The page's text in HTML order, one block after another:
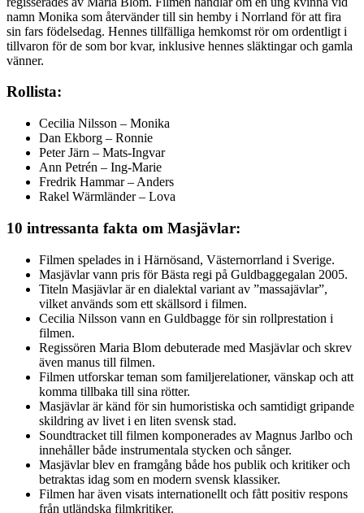
namn Monika som återvänder till sin hemby i Norrland för att fira
sin fars födelsedag. Hennes tillfälliga hemkomst rör om ordentligt i
tillvaron för de som bor kvar, inklusive hennes släktingar och gamla
vänner.
Rollista:
Cecilia Nilsson – Monika
Dan Ekborg – Ronnie
Peter Järn – Mats-Ingvar
Ann Petrén – Ing-Marie
Fredrik Hammar – Anders
Rakel Wärmländer – Lova
10 intressanta fakta om Masjävlar:
Filmen spelades in i Härnösand, Västernorrland i Sverige.
Masjävlar vann pris för Bästa regi på Guldbaggegalan 2005.
Titeln Masjävlar är en dialektal variant av ”massajävlar”,
vilket används som ett skällsord i filmen.
Cecilia Nilsson vann en Guldbagge för sin rollprestation i
filmen.
Regissören Maria Blom debuterade med Masjävlar och skrev
även manus till filmen.
Filmen utforskar teman som familjerelationer, vänskap och att
komma tillbaka till sina rötter.
Masjävlar är känd för sin humoristiska och samtidigt gripande
skildring av livet i en liten svensk stad.
Soundtracket till filmen komponerades av Magnus Jarlbo och
innehåller både instrumentala stycken och sånger.
Masjävlar blev en framgång både hos publik och kritiker och
betraktas idag som en modern svensk klassiker.
Filmen har även visats internationellt och fått positiv respons
från utländska filmkritiker.